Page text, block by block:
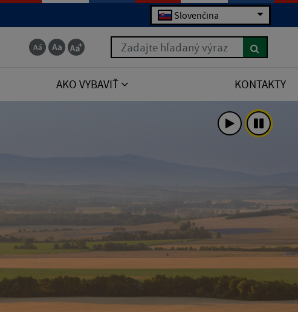
Slovenčina
Zadajte hľadaný výraz
AKO VYBAVIŤ KONTAKTY